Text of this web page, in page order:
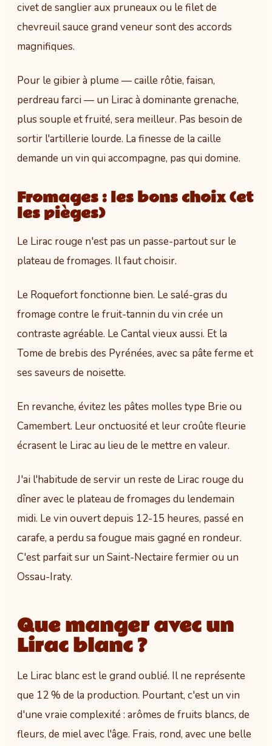
civet de sanglier aux pruneaux ou le filet de
chevreuil sauce grand veneur sont des accords
magnifiques.
Pour le gibier à plume — caille rôtie, faisan,
perdreau farci — un Lirac à dominante grenache,
plus souple et fruité, sera meilleur. Pas besoin de
sortir l'artillerie lourde. La finesse de la caille
demande un vin qui accompagne, pas qui domine.
Fromages : les bons choix (et
les pièges)
Le Lirac rouge n'est pas un passe-partout sur le
plateau de fromages. Il faut choisir.
Le Roquefort fonctionne bien. Le salé-gras du
fromage contre le fruit-tannin du vin crée un
contraste agréable. Le Cantal vieux aussi. Et la
Tome de brebis des Pyrénées, avec sa pâte ferme et
ses saveurs de noisette.
En revanche, évitez les pâtes molles type Brie ou
Camembert. Leur onctuosité et leur croûte fleurie
écrasent le Lirac au lieu de le mettre en valeur.
J'ai l'habitude de servir un reste de Lirac rouge du
dîner avec le plateau de fromages du lendemain
midi. Le vin ouvert depuis 12-15 heures, passé en
carafe, a perdu sa fougue mais gagné en rondeur.
C'est parfait sur un Saint-Nectaire fermier ou un
Ossau-Iraty.
Que manger avec un
Lirac blanc ?
Le Lirac blanc est le grand oublié. Il ne représente
que 12 % de la production. Pourtant, c'est un vin
d'une vraie complexité : arômes de fruits blancs, de
fleurs, de miel avec l'âge. Frais, rond, avec une belle